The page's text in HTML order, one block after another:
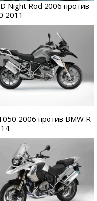
Night Rod 2006 против
2011
2006 против BMW R